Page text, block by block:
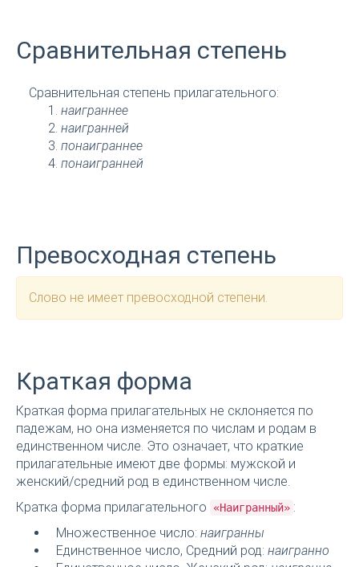
Сравнительная степень
Сравнительная степень прилагательного:
наиграннее
наигранней
понаиграннее
понаигранней
Превосходная степень
Слово не имеет превосходной степени.
Краткая форма
Краткая форма прилагательных не склоняется по
падежам, но она изменяется по числам и родам в
единственном числе. Это означает, что краткие
прилагательные имеют две формы: мужской и
женский/средний род в единственном числе.
Кратка форма прилагательного
«Наигранный» :
Множественное число: наигранны
Единственное число, Средний род: наигранно